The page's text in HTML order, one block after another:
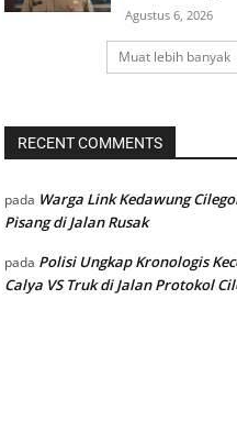
Agustus 6, 2026
Muat lebih banyak
RECENT COMMENTS
pada Warga Link Kedawung
Pisang di Jalan Rusak
pada Polisi Ungkap Kronologis
Calya VS Truk di Jalan Protokol